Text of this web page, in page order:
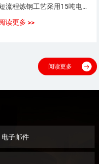
短流程炼钢工艺采用15吨电弧炉，采用100%废钢或废钢+铁水（生铁），或废钢+海绵铁（DRI）作为炼钢原料。
读更多 >>
阅读更多